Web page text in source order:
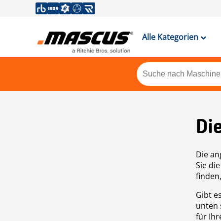
Alle Kategorien
Die
Sie
Gibt
unten
für